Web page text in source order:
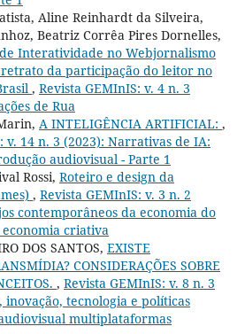
Aline Reinhardt da Silveira,
Beatriz Corrêa Pires Dornelles,
Interatividade no Webjornalismo
da participação do leitor no
, Revista GEMInIS: v. 4 n. 3
de Rua
A INTELIGÊNCIA ARTIFICIAL: ,
v. 14 n. 3 (2023): Narrativas de IA:
audiovisual - Parte 1
Rossi, Roteiro e design da
, Revista GEMInIS: v. 3 n. 2
contemporâneos da economia do
criativa
DOS SANTOS, EXISTE
CONSIDERAÇÕES SOBRE
, Revista GEMInIS: v. 8 n. 3
inovação, tecnologia e políticas
multiplataformas